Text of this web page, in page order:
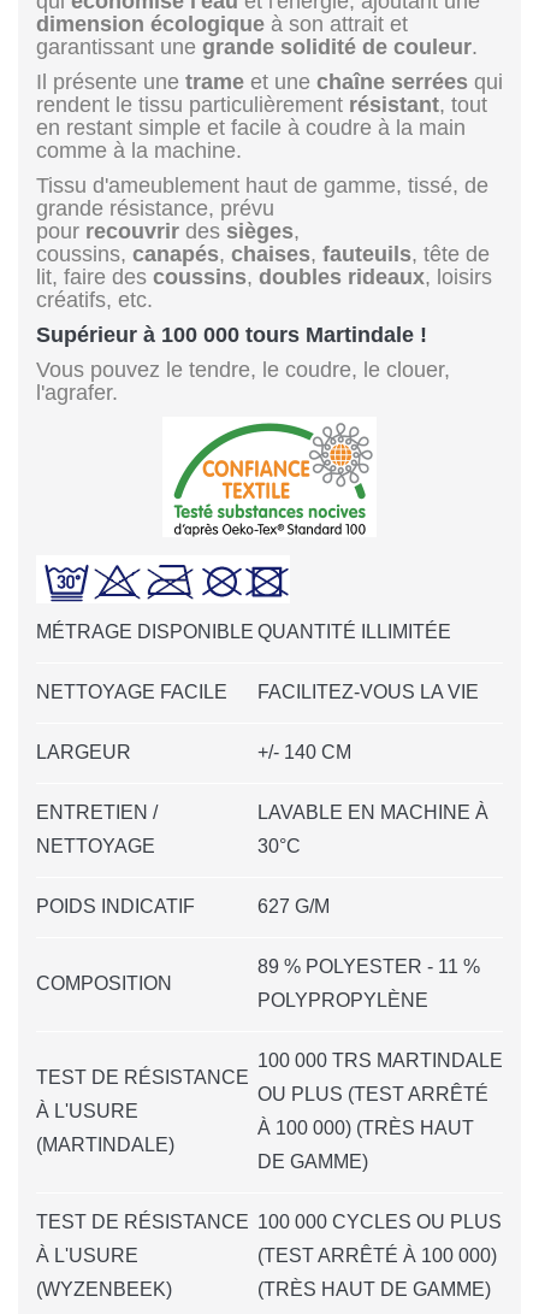
dimension écologique à son attrait et
garantissant une grande solidité de couleur.
Il présente une trame et une chaîne serrées qui
rendent le tissu particulièrement résistant, tout
en restant simple et facile à coudre à la main
comme à la machine.
Tissu d'ameublement haut de gamme, tissé, de
grande résistance, prévu
pour recouvrir des sièges,
coussins, canapés, chaises, fauteuils, tête de
lit, faire des coussins, doubles rideaux, loisirs
créatifs, etc.
Supérieur à 100 000 tours Martindale !
Vous pouvez le tendre, le coudre, le clouer,
l'agrafer.
MÉTRAGE DISPONIBLE QUANTITÉ ILLIMITÉE
NETTOYAGE FACILE FACILITEZ-VOUS LA VIE
LARGEUR +/- 140 CM
ENTRETIEN /
NETTOYAGE
LAVABLE EN MACHINE À
30°C
POIDS INDICATIF 627 G/M
COMPOSITION
89 % POLYESTER - 11 %
POLYPROPYLÈNE
TEST DE RÉSISTANCE
À L'USURE
(MARTINDALE)
100 000 TRS MARTINDALE
OU PLUS (TEST ARRÊTÉ
À 100 000) (TRÈS HAUT
DE GAMME)
TEST DE RÉSISTANCE
À L'USURE
(WYZENBEEK)
100 000 CYCLES OU PLUS
(TEST ARRÊTÉ À 100 000)
(TRÈS HAUT DE GAMME)